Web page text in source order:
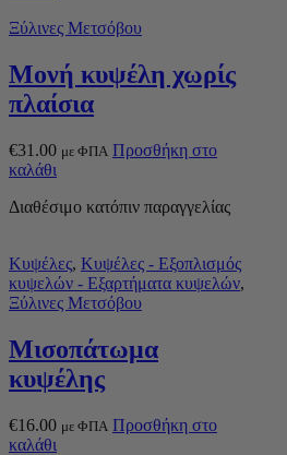
Ξύλινες Μετσόβου
Μονή κυψέλη χωρίς
πλαίσια
€31.00 με ΦΠΑ Προσθήκη στο
καλάθι
Διαθέσιμο κατόπιν παραγγελίας
Κυψέλες, Κυψέλες - Εξοπλισμός
κυψελών - Εξαρτήματα κυψελών,
Ξύλινες Μετσόβου
Μισοπάτωμα
κυψέλης
€16.00 με ΦΠΑ Προσθήκη στο
καλάθι